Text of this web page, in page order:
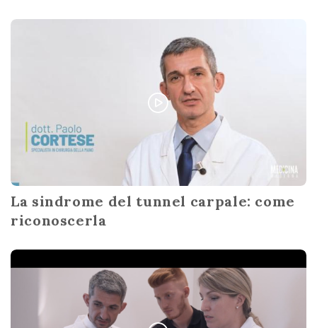
La sindrome del tunnel carpale: come
riconoscerla